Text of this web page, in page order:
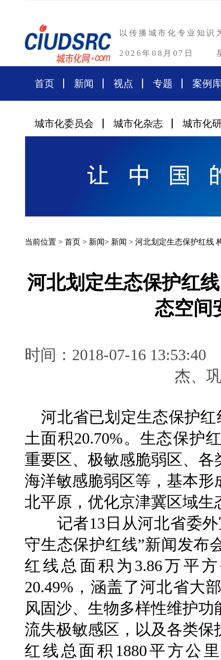
以传播城市化专业知识
2026年08月07日
首页 新闻 视点 专题 案例
城市化委员会 城市化杂志 城市化
当前位置 > 首页 > 新闻> 新闻 > 河北划定生态保护红线
河北划定生态保护红
态空间
时间：2018-07-16
杰、
河北省已划定生态保护红
土面积20.70%。生态保护
重要区、极敏感脆弱区、
海洋敏感脆弱区等，基本
北平原，优化京津冀区域生
记者13日从河北省委外
守生态保护红线”新闻发布
红线总面积为3.86万平
20.49%，涵盖了河北省大
风固沙、生物多样性维护
流失极敏感区，以及各类
红线总面积1880平方公